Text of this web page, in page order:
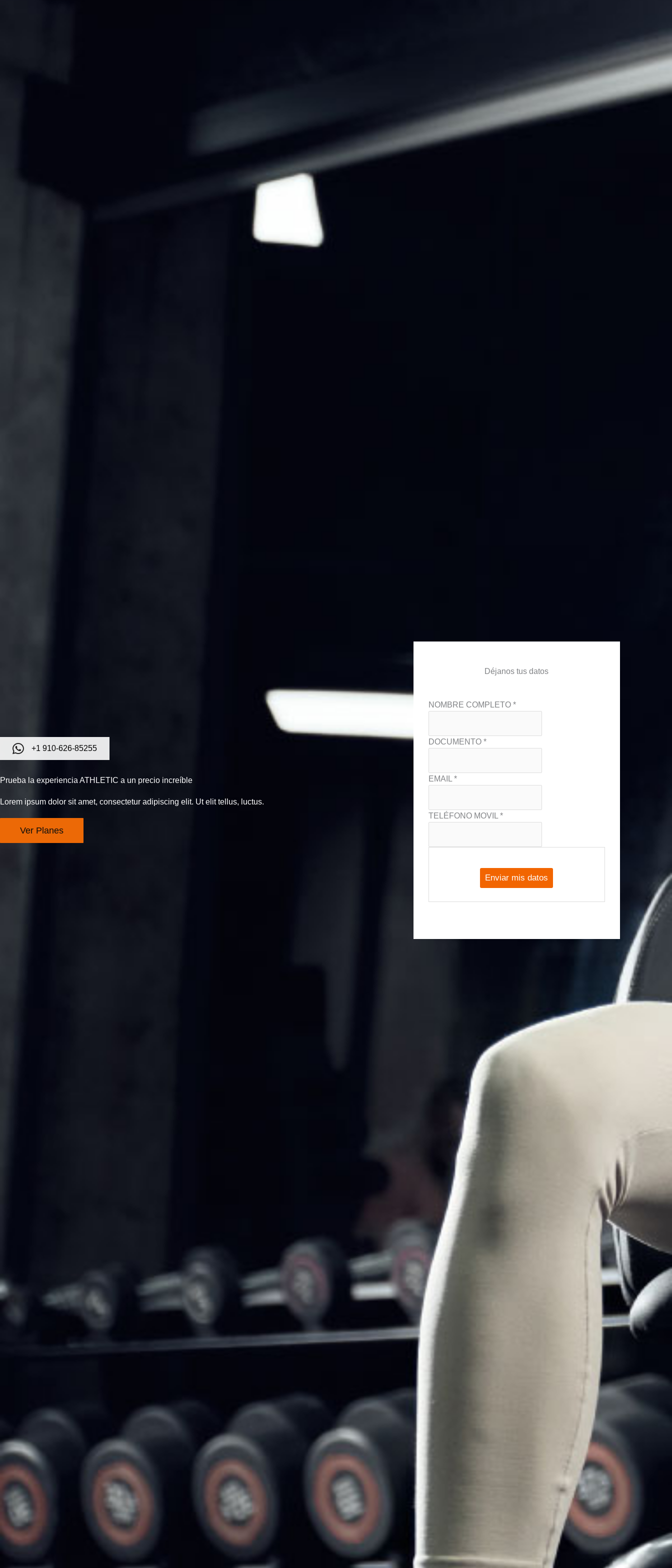
+1 910-626-85255
Prueba la experiencia ATHLETIC a un precio increíble
Lorem ipsum dolor sit amet, consectetur adipiscing elit. Ut elit tellus, luctus.
Ver Planes
Déjanos tus datos
NOMBRE COMPLETO *
DOCUMENTO *
EMAIL *
TELÉFONO MOVIL *
Enviar mis datos